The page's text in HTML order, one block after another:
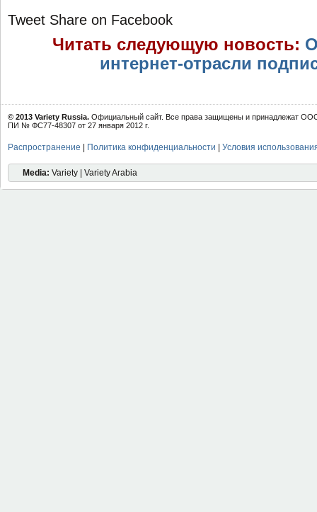
Tweet Share on Facebook
Читать следующую новость:
интернет-отрасли
© 2013 Variety Russia. Официальный сайт. Все права защищены и принадлежат
ПИ № ФС77-48307 от 27 января 2012 г.
Распространение Политика конфиденциальности Условия
Media: Variety | Variety Arabia